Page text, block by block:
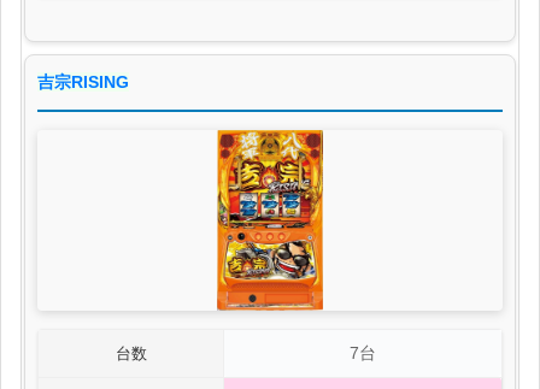
吉宗RISING
台数 7台